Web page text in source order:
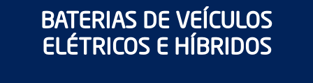
BATERIAS DE VEÍCULOS
ELÉTRICOS E HÍBRIDOS